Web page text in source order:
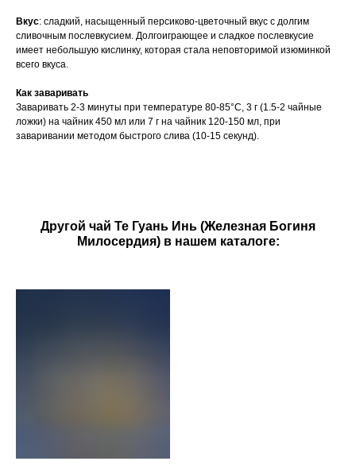
Вкус: сладкий, насыщенный персиково-цветочный вкус с долгим
сливочным послевкусием. Долгоиграющее и сладкое послевкусие
имеет небольшую кислинку, которая стала неповторимой изюминкой
всего вкуса.
Как заваривать
Заваривать 2-3 минуты при температуре 80-85°С, 3 г (1.5-2 чайные
ложки) на чайник 450 мл или 7 г на чайник 120-150 мл, при
заваривании методом быстрого слива (10-15 секунд).
Другой чай Те Гуань Инь (Железная Богиня
Милосердия) в нашем каталоге: